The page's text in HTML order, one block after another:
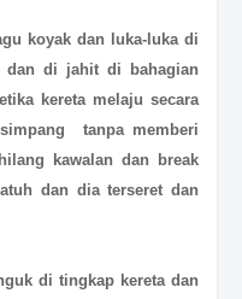
koyak dan luka-luka di
dan di jahit di bahagian
kereta melaju secara
tanpa memberi
kawalan dan break
dan dia terseret dan
di tingkap kereta dan